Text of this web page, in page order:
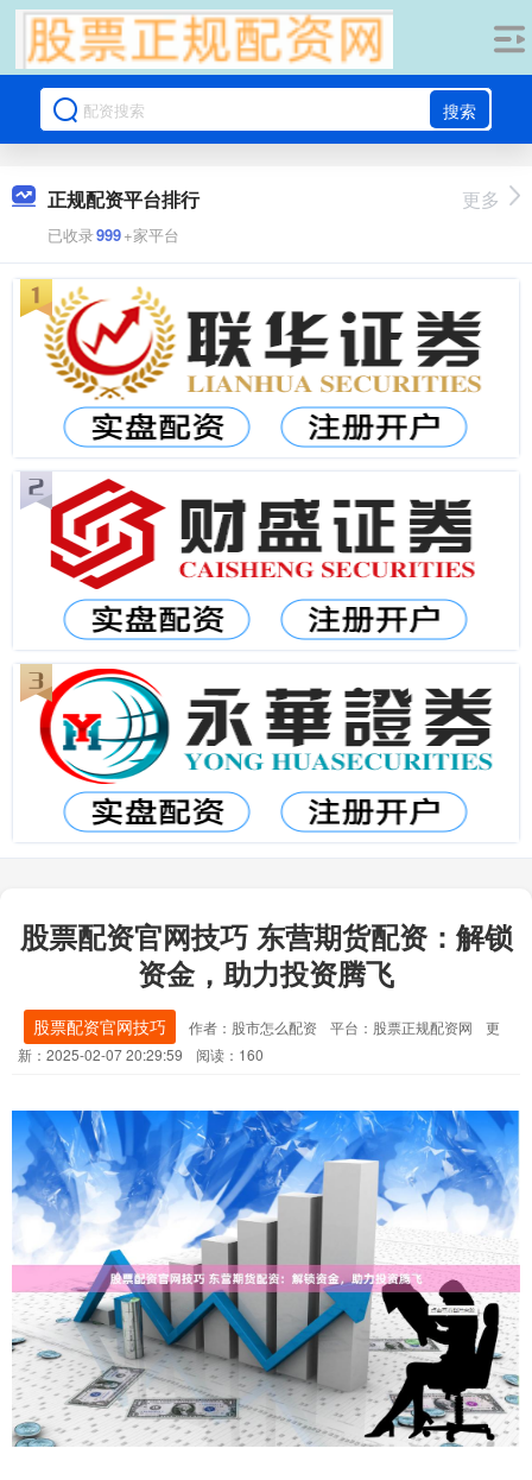
搜索
正规配资平台排行
已收录999+家平台
更多
股票配资官网技巧 东营期货配资：解锁
资金，助力投资腾飞
股票配资官网技巧 作者：股市怎么配资 平台：股票正规配资网
更
新：2025-02-07 20:29:59
阅读：160